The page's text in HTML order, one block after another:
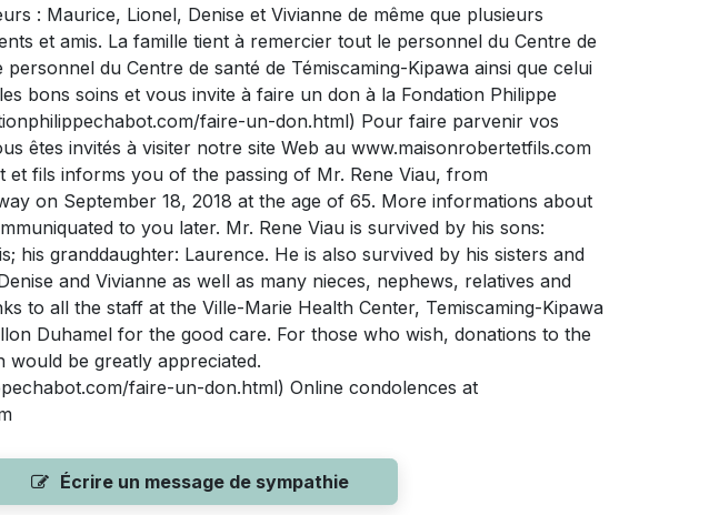
: Maurice, Lionel, Denise et Vivianne de même que plusieurs
et amis. La famille tient à remercier tout le personnel du Centre de
du Centre de santé de Témiscaming-Kipawa ainsi que celui
bons soins et vous invite à faire un don à la Fondation Philippe
faire-un-don.html) Pour faire parvenir vos
êtes invités à visiter notre site Web au www.maisonrobertetfils.com
et fils informs you of the passing of Mr. Rene Viau, from
on September 18, 2018 at the age of 65. More informations about
to you later. Mr. Rene Viau is survived by his sons:
his granddaughter: Laurence. He is also survived by his sisters and
and Vivianne as well as many nieces, nephews, relatives and
to all the staff at the Ville-Marie Health Center, Temiscaming-Kipawa
Duhamel for the good care. For those who wish, donations to the
would be greatly appreciated.
faire-un-don.html) Online condolences at
Écrire un message de sympathie